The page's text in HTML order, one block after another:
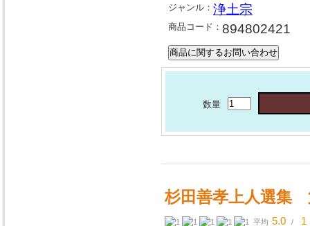
ジャンル： 浄土宗
商品コード： 894802421
数量
杉田善孝上人選集
平均 5.0 / 1